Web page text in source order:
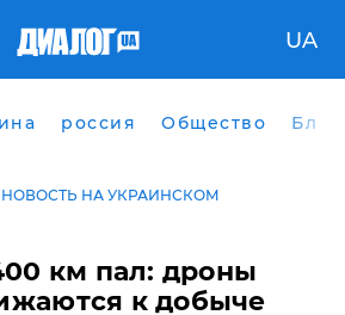
UA
россия Общество
НОВОСТЬ НА УКРАИНСКОМ
км пал: дроны
к добыче